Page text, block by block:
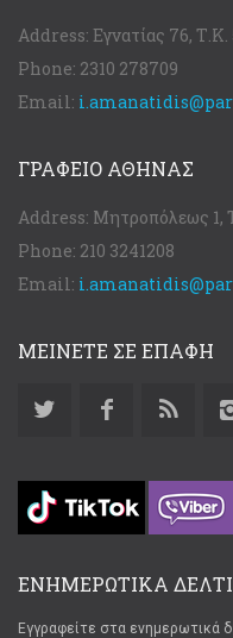
Address: Εγνατίας 76,
Phone: 2310 278709
Email:
ΓΡΑΦΕΊΟ ΑΘΉΝΑΣ
Address: Μητροπόλεως 1,
Phone: 210 3241208
Email:
ΜΕΙΝΕΤΕ ΣΕ ΕΠΑΦΗ
ΕΝΗΜΕΡΩΤΙΚΑ
Εγγραφείτε στα ενημερωτικά